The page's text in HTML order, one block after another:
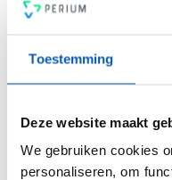
Toestemming
Deze website maakt
We gebruiken cookies
personaliseren, om
PDCA-cyclus, een 4-
Voldoe vanaf nu aan de
energiemanagement,
weerbaarheid van je